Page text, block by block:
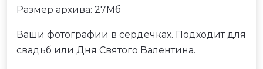
Размер архива: 27Мб
Ваши фотографии в сердечках. Подходит для
свадьб или Дня Святого Валентина.